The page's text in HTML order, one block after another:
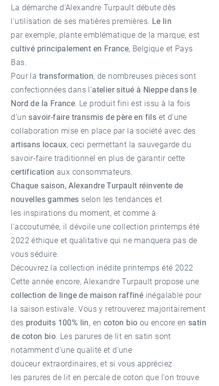
La démarche d'Alexandre Turpault débute dès
l'utilisation de ses matières premières. Le lin
par exemple, plante emblématique de la marque, est
cultivé principalement en France, Belgique et Pays
Bas.
Pour la transformation, de nombreuses pièces sont
confectionnées dans l'atelier situé à Nieppe dans le
Nord de la France. Le produit fini est issu à la fois
d'unsavoir-faire transmis de père en fils et d'une
collaboration mise en place par la société avec des
artisans locaux, ceci permettant la sauvegarde du
savoir-faire traditionnel en plus de garantir cette
certification aux consommateurs.
Chaque saison, Alexandre Turpault réinvente de
nouvelles gammes selon les tendances et
les inspirations du moment, et comme à
l'accoutumée, il dévoile une collection printemps été
2022 éthique et qualitative qui ne manquera pas de
vous séduire.
Découvrez la collection inédite printemps été 2022
Cette année encore, Alexandre Turpault propose une
collection de linge de maison raffiné inégalable pour
la saison estivale. Vous y retrouverez majoritairement
des produits 100% lin, en coton bio ou encore ensatin
de coton bio. Les parures de lit en satin sont
notamment d'une qualité et d'une
douceur extraordinaires, et si vous appréciez
les parures de lit en percale de coton que l'on trouve